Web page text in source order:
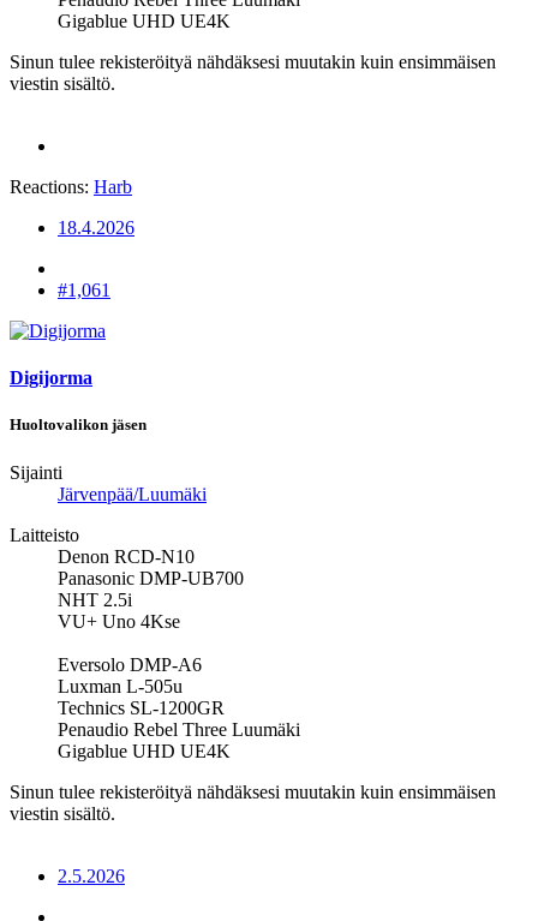
Gigablue UHD UE4K
Sinun tulee rekisteröityä nähdäksesi muutakin kuin ensimmäisen
viestin sisältö.
Reactions: Harb
18.4.2026
#1,061
Digijorma
Huoltovalikon jäsen
Sijainti
Järvenpää/Luumäki
Laitteisto
Denon RCD-N10
Panasonic DMP-UB700
NHT 2.5i
VU+ Uno 4Kse
Eversolo DMP-A6
Luxman L-505u
Technics SL-1200GR
Penaudio Rebel Three Luumäki
Gigablue UHD UE4K
Sinun tulee rekisteröityä nähdäksesi muutakin kuin ensimmäisen
viestin sisältö.
2.5.2026